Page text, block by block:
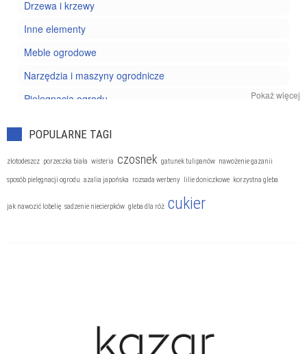
Drzewa i krzewy
Inne elementy
Meble ogrodowe
Narzędzia i maszyny ogrodnicze
Pielęgnacja ogrodu
Szkodniki i chwasty
Pokaż więcej
POPULARNE TAGI
złotodeszcz porzeczka biała wisteria czosnek gatunek tulipanów nawożenie gazanii
sposób pielęgnacji ogrodu azalia japońska rozsada werbeny lilie doniczkowe korzystna gleba
jak nawozić lobelię sadzenie niecierpków gleba dla róż cukier